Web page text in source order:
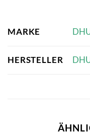
MARKE
HERSTELLER